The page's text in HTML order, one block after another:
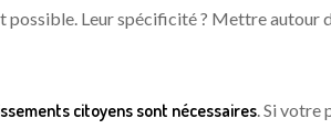
possible. Leur spécificité ? Mettre
citoyens sont nécessaires. Si votre